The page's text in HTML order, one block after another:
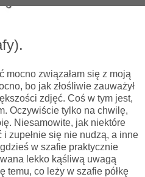
mocno związałam się z moją
bo jak złośliwie zauważył
zdjęć. Coś w tym jest,
Oczywiście tylko na chwilę,
Niesamowite, jak niektóre
zupełnie się nie nudzą, a inne
w szafie praktycznie
lekko kąśliwą uwagą
temu, co leży w szafie półkę